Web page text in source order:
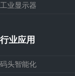
工业显示器
行业应用
码头智能化